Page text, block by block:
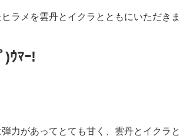
ラメを雲丹とイクラとともにいただきま
)ｳﾏｰ!
力があってとても甘く、雲丹とイクラ